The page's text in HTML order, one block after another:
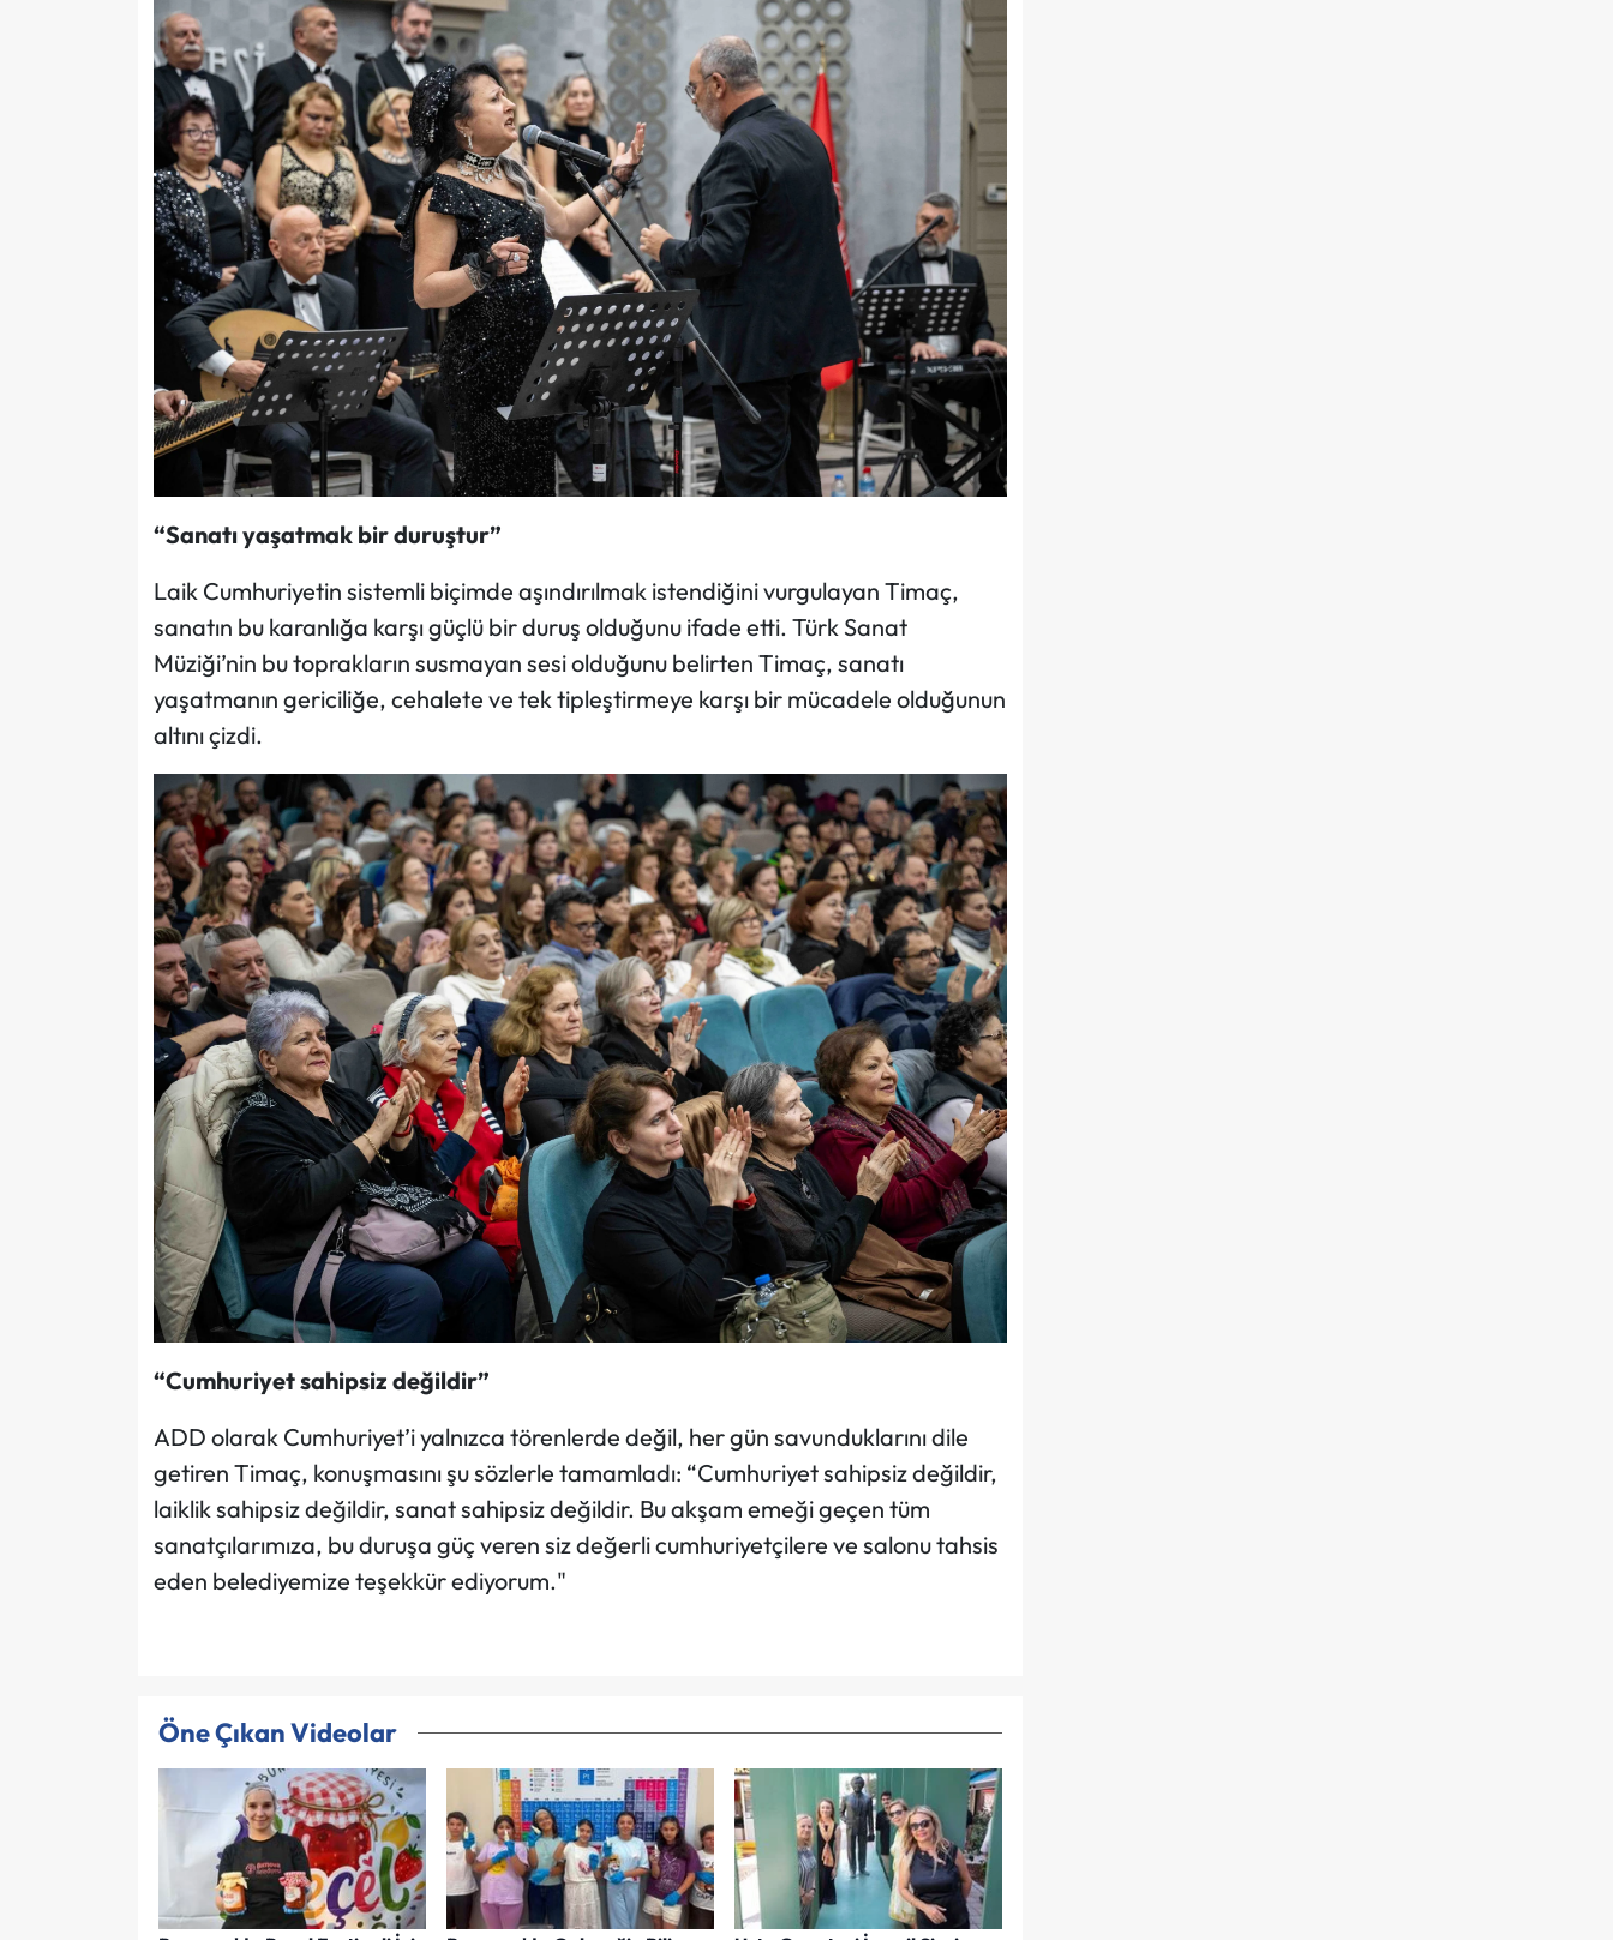
“Sanatı yaşatmak bir duruştur”
Laik Cumhuriyetin sistemli biçimde aşındırılmak istendiğini vurgulayan Timaç,
sanatın bu karanlığa karşı güçlü bir duruş olduğunu ifade etti. Türk Sanat
Müziği’nin bu toprakların susmayan sesi olduğunu belirten Timaç, sanatı
yaşatmanın gericiliğe, cehalete ve tek tipleştirmeye karşı bir mücadele olduğunun
altını çizdi.
“Cumhuriyet sahipsiz değildir”
ADD olarak Cumhuriyet’i yalnızca törenlerde değil, her gün savunduklarını dile
getiren Timaç, konuşmasını şu sözlerle tamamladı: “Cumhuriyet sahipsiz değildir,
laiklik sahipsiz değildir, sanat sahipsiz değildir. Bu akşam emeği geçen tüm
sanatçılarımıza, bu duruşa güç veren siz değerli cumhuriyetçilere ve salonu tahsis
eden belediyemize teşekkür ediyorum."
Öne Çıkan Videolar